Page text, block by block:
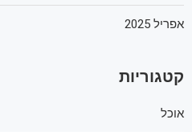
אפריל 2025
קטגוריות
אוכל